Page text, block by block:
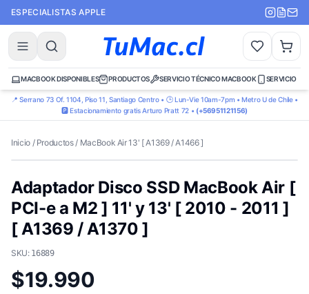
ESPECIALISTAS APPLE
MACBOOK DISPONIBLES PRODUCTOS SERVICIO TÉCNICO MACBOOK SERVICIO
📍 Serrano 73 Of. 1104, Piso 11, Santiago Centro • 🕒 Lun-Vie 10am-7pm • Metro U de Chile •
🅿️ Estacionamiento gratis Arturo Pratt 72 • (+56951121156)
Inicio/ Productos/ MacBook Air 13' [ A1369 / A1466 ]
Adaptador Disco SSD MacBook Air [
PCI-e a M2 ] 11' y 13' [ 2010 - 2011 ]
[ A1369 / A1370 ]
SKU: 16889
$19.990